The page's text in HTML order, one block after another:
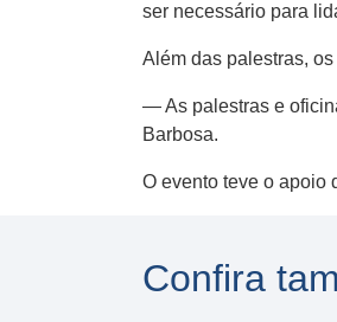
ser necessário para
Além das palestras,
— As palestras e
Barbosa.
O evento teve o apoio
Confira